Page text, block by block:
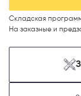
Складская
На заказные и